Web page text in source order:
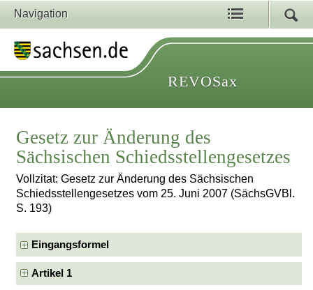
Navigation
REVOSax
Gesetz zur Änderung des
Sächsischen Schiedsstellengesetzes
Vollzitat: Gesetz zur Änderung des Sächsischen
Schiedsstellengesetzes vom 25. Juni 2007 (SächsGVBl.
S. 193)
Eingangsformel
Artikel 1